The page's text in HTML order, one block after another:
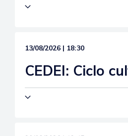
13/08/2026 | 18:30
CEDEI: Ciclo